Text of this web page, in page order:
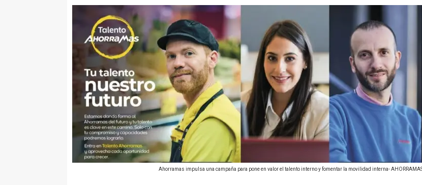
Ahorramas impulsa una campaña para pone en valor el talento interno y fomentar la movilidad interna-